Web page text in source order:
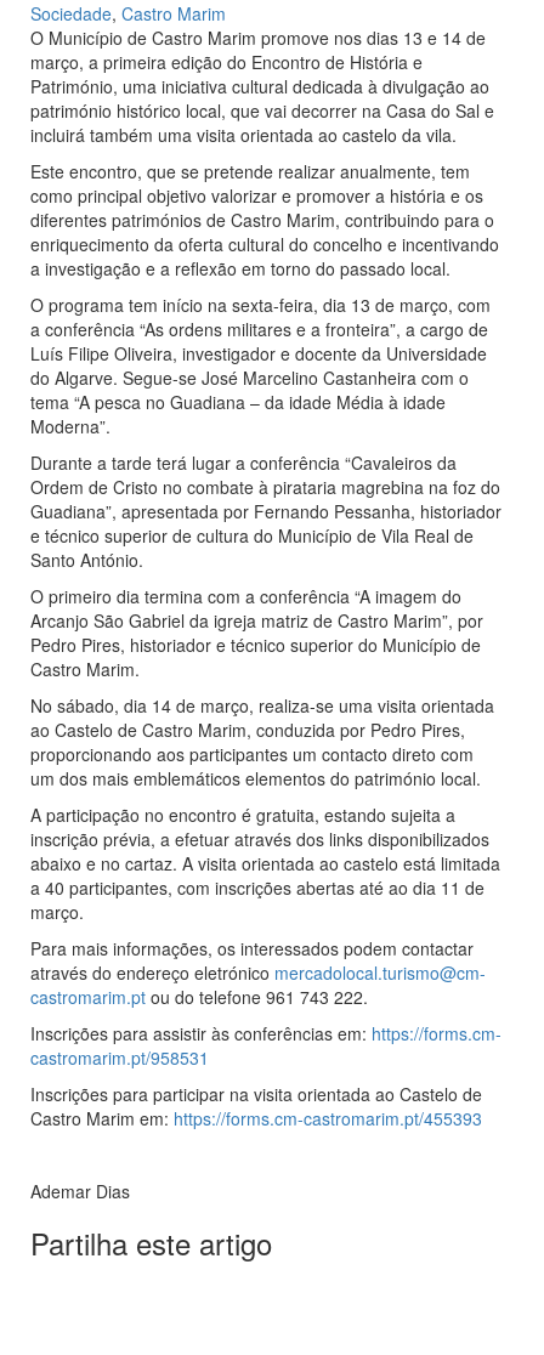
Sociedade, Castro Marim
O Município de Castro Marim promove nos dias 13 e 14 de
março, a primeira edição do Encontro de História e
Património, uma iniciativa cultural dedicada à divulgação ao
património histórico local, que vai decorrer na Casa do Sal e
incluirá também uma visita orientada ao castelo da vila.
Este encontro, que se pretende realizar anualmente, tem
como principal objetivo valorizar e promover a história e os
diferentes patrimónios de Castro Marim, contribuindo para o
enriquecimento da oferta cultural do concelho e incentivando
a investigação e a reflexão em torno do passado local.
O programa tem início na sexta-feira, dia 13 de março, com
a conferência “As ordens militares e a fronteira”, a cargo de
Luís Filipe Oliveira, investigador e docente da Universidade
do Algarve. Segue-se José Marcelino Castanheira com o
tema “A pesca no Guadiana – da idade Média à idade
Moderna”.
Durante a tarde terá lugar a conferência “Cavaleiros da
Ordem de Cristo no combate à pirataria magrebina na foz do
Guadiana”, apresentada por Fernando Pessanha, historiador
e técnico superior de cultura do Município de Vila Real de
Santo António.
O primeiro dia termina com a conferência “A imagem do
Arcanjo São Gabriel da igreja matriz de Castro Marim”, por
Pedro Pires, historiador e técnico superior do Município de
Castro Marim.
No sábado, dia 14 de março, realiza-se uma visita orientada
ao Castelo de Castro Marim, conduzida por Pedro Pires,
proporcionando aos participantes um contacto direto com
um dos mais emblemáticos elementos do património local.
A participação no encontro é gratuita, estando sujeita a
inscrição prévia, a efetuar através dos links disponibilizados
abaixo e no cartaz. A visita orientada ao castelo está limitada
a 40 participantes, com inscrições abertas até ao dia 11 de
março.
Para mais informações, os interessados podem contactar
através do endereço eletrónico mercadolocal.turismo@cm-
castromarim.pt ou do telefone 961 743 222.
Inscrições para assistir às conferências em: https://forms.cm-
castromarim.pt/958531
Inscrições para participar na visita orientada ao Castelo de
Castro Marim em: https://forms.cm-castromarim.pt/455393
Ademar Dias
Partilha este artigo